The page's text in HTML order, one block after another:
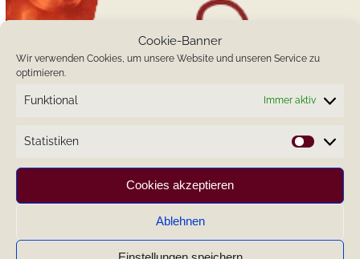
Cookie-Banner
Wir verwenden Cookies, um unsere Website und unseren Service zu
optimieren.
Funktional Immer aktiv
Statistiken
Cookies akzeptieren
Ablehnen
Gutscheine Tagesinspiration